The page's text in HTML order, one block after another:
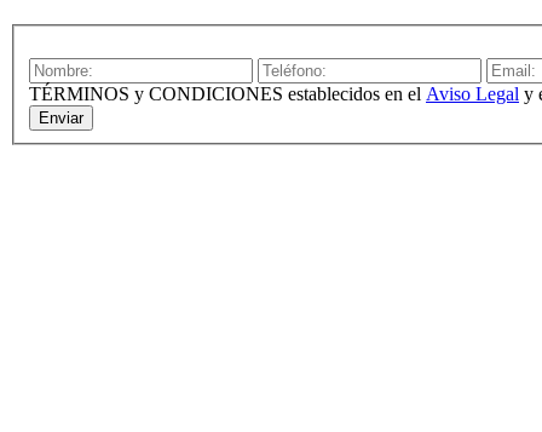
TÉRMINOS y CONDICIONES establecidos en el Aviso Legal y
Enviar